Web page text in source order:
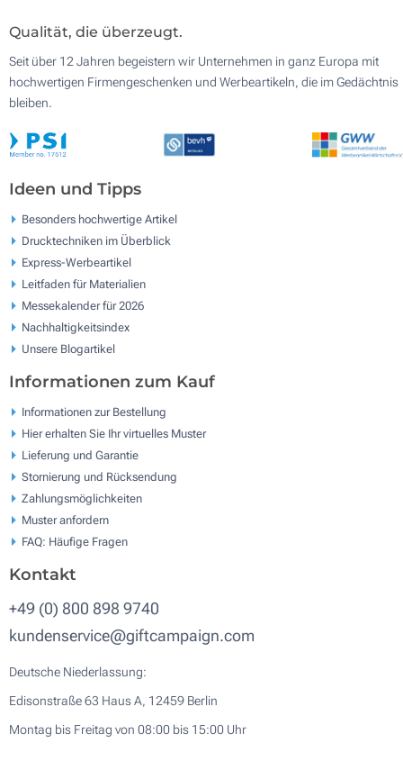
Qualität, die überzeugt.
Seit über 12 Jahren begeistern wir Unternehmen in ganz Europa mit
hochwertigen Firmengeschenken und Werbeartikeln, die im Gedächtnis
bleiben.
Ideen und Tipps
Besonders hochwertige Artikel
Drucktechniken im Überblick
Express-Werbeartikel
Leitfaden für Materialien
Messekalender für 2026
Nachhaltigkeitsindex
Unsere Blogartikel
Informationen zum Kauf
Informationen zur Bestellung
Hier erhalten Sie Ihr virtuelles Muster
Lieferung und Garantie
Stornierung und Rücksendung
Zahlungsmöglichkeiten
Muster anfordern
FAQ: Häufige Fragen
Kontakt
+49 (0) 800 898 9740
kundenservice@giftcampaign.com
Deutsche Niederlassung:
Edisonstraße 63 Haus A, 12459 Berlin
Montag bis Freitag von 08:00 bis 15:00 Uhr